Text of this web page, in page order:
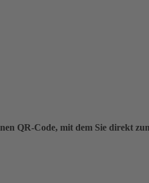
QR-Code, mit dem Sie direkt